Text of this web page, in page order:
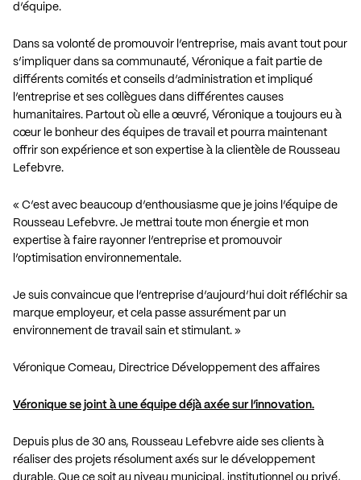
d’équipe.
Dans sa volonté de promouvoir l’entreprise, mais avant tout pour
s’impliquer dans sa communauté, Véronique a fait partie de
différents comités et conseils d’administration et impliqué
l’entreprise et ses collègues dans différentes causes
humanitaires. Partout où elle a œuvré, Véronique a toujours eu à
cœur le bonheur des équipes de travail et pourra maintenant
offrir son expérience et son expertise à la clientèle de Rousseau
Lefebvre.
« C’est avec beaucoup d’enthousiasme que je joins l’équipe de
Rousseau Lefebvre. Je mettrai toute mon énergie et mon
expertise à faire rayonner l’entreprise et promouvoir
l’optimisation environnementale.
Je suis convaincue que l’entreprise d’aujourd’hui doit réfléchir sa
marque employeur, et cela passe assurément par un
environnement de travail sain et stimulant. »
Véronique Comeau, Directrice Développement des affaires
Véronique se joint à une équipe déjà axée sur l’innovation.
Depuis plus de 30 ans, Rousseau Lefebvre aide ses clients à
réaliser des projets résolument axés sur le développement
durable. Que ce soit au niveau municipal, institutionnel ou privé,